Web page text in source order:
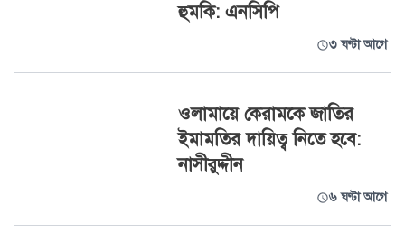
হুমকি: এনসিপি
৩ ঘণ্টা আগে
ওলামায়ে কেরামকে জাতির
ইমামতির দায়িত্ব নিতে হবে:
নাসীরুদ্দীন
৬ ঘণ্টা আগে